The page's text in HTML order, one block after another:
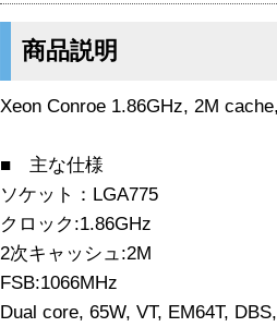
商品説明
Xeon Conroe 1.86GHz, 2M
■ 主な仕様
ソケット：LGA775
クロック:1.86GHz
2次キャッシュ:2M
FSB:1066MHz
Dual core, 65W, VT, EM64T,